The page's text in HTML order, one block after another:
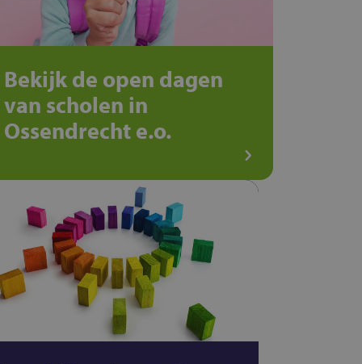
Bekijk de open dagen
van scholen in
Ossendrecht e.o.